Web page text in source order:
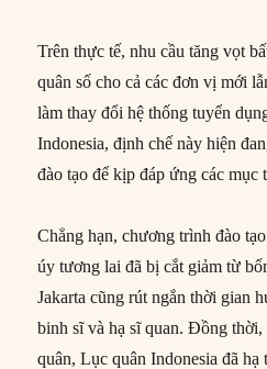
Trên thực tế, nhu cầu tăng vọt
quân số cho cả các đơn vị mới
làm thay đổi hệ thống tuyển
Indonesia, định chế này hiện
đào tạo để kịp đáp ứng các mục
Chẳng hạn, chương trình đào
úy tương lai đã bị cắt giảm từ
Jakarta cũng rút ngắn thời gian
binh sĩ và hạ sĩ quan. Đồng
quân, Lục quân Indonesia đã hạ